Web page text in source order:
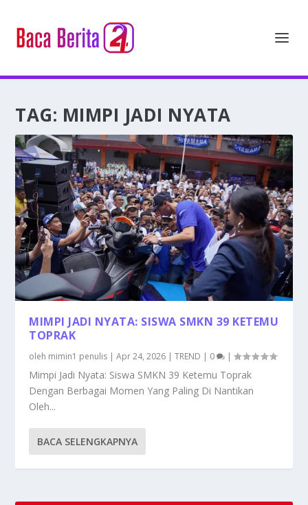
TAG: MIMPI JADI NYATA
MIMPI JADI NYATA: SISWA SMKN 39 KETEMU
TOPRAK
oleh mimin1 penulis |Apr 24, 2026 |TREND | 0 |
Mimpi Jadi Nyata: Siswa SMKN 39 Ketemu Toprak
Dengan Berbagai Momen Yang Paling Di Nantikan
Oleh...
BACA SELENGKAPNYA